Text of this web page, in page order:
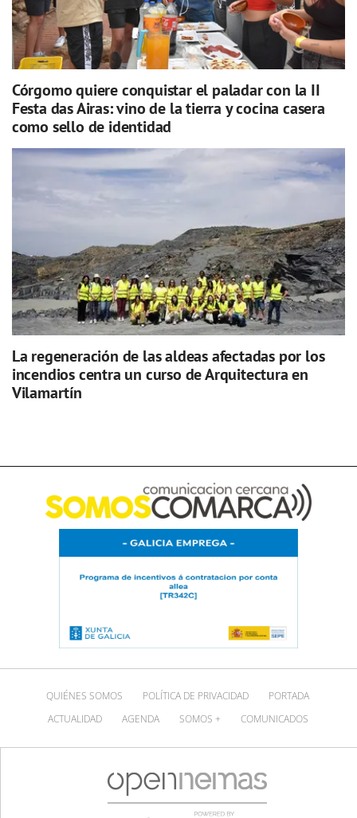
Córgomo quiere conquistar el paladar con la II
Festa das Airas: vino de la tierra y cocina casera
como sello de identidad
La regeneración de las aldeas afectadas por los
incendios centra un curso de Arquitectura en
Vilamartín
QUIÉNES SOMOS POLÍTICA DE PRIVACIDAD
PORTADA
ACTUALIDAD
AGENDA SOMOS + COMUNICADOS